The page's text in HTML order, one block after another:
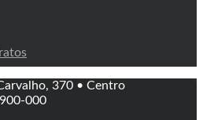
370 • Centro
000